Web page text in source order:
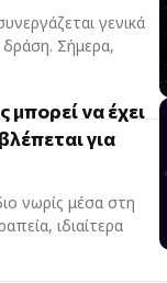
γενικά
Σήμερα,
να έχει
για
νωρίς μέσα στη
ιδιαίτερα